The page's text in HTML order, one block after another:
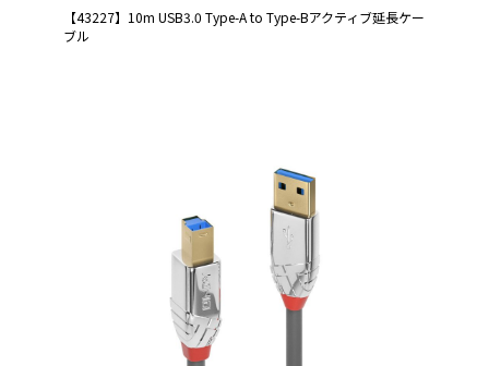
【43227】10m USB3.0 Type-A to Type-Bアクティブ延長ケー
ブル